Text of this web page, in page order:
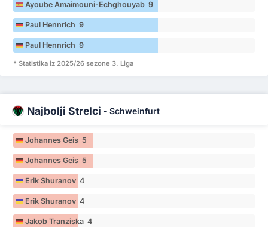
Ayoube Amaimouni-Echghouyab 9
Paul Hennrich 9
Paul Hennrich 9
* Statistika iz 2025/26 sezone 3. Liga
Najbolji Strelci - Schweinfurt
Johannes Geis 5
Johannes Geis 5
Erik Shuranov 4
Erik Shuranov 4
Jakob Tranziska 4